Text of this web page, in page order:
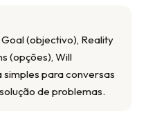
(objectivo), Reality
(opções), Will
para conversas
de problemas.